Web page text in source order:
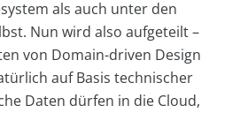
als auch unter den
Nun wird also aufgeteilt –
von Domain-driven Design
auf Basis technischer
Daten dürfen in die Cloud,